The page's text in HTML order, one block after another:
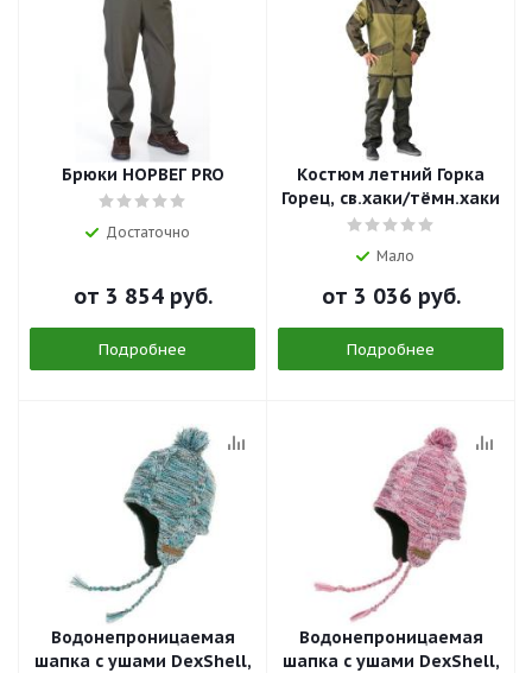
Брюки НОРВЕГ PRO
Достаточно
от 3 854 руб.
Подробнее
Костюм летний Горка
Горец, св.хаки/тёмн.хаки
Мало
от 3 036 руб.
Подробнее
Водонепроницаемая
шапка с ушами DexShell,
Водонепроницаемая
шапка с ушами DexShell,